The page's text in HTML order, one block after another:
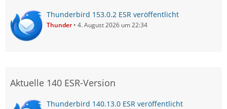
Thunderbird 153.0.2 ESR veröffentlicht
Thunder 4. August 2026 um 22:34
Aktuelle 140 ESR-Version
Thunderbird 140.13.0 ESR veröffentlicht